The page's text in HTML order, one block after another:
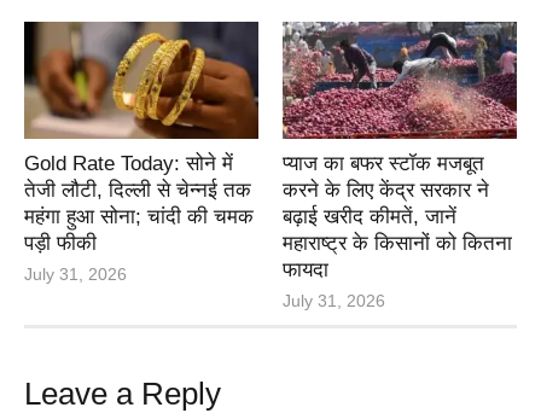
Gold Rate Today: सोने में
तेजी लौटी, दिल्ली से चेन्नई तक
महंगा हुआ सोना; चांदी की चमक
पड़ी फीकी
July 31, 2026
प्याज का बफर स्टॉक मजबूत
करने के लिए केंद्र सरकार ने
बढ़ाई खरीद कीमतें, जानें
महाराष्ट्र के किसानों को कितना
फायदा
July 31, 2026
Leave a Reply